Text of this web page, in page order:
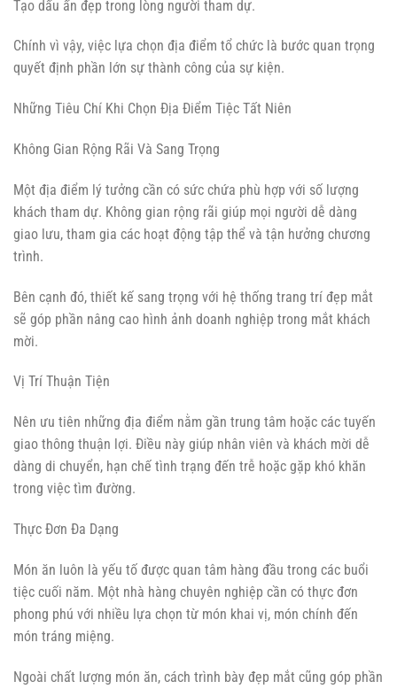
Tạo dấu ấn đẹp trong lòng người tham dự.
Chính vì vậy, việc lựa chọn địa điểm tổ chức là bước quan trọng
quyết định phần lớn sự thành công của sự kiện.
Những Tiêu Chí Khi Chọn Địa Điểm Tiệc Tất Niên
Không Gian Rộng Rãi Và Sang Trọng
Một địa điểm lý tưởng cần có sức chứa phù hợp với số lượng
khách tham dự. Không gian rộng rãi giúp mọi người dễ dàng
giao lưu, tham gia các hoạt động tập thể và tận hưởng chương
trình.
Bên cạnh đó, thiết kế sang trọng với hệ thống trang trí đẹp mắt
sẽ góp phần nâng cao hình ảnh doanh nghiệp trong mắt khách
mời.
Vị Trí Thuận Tiện
Nên ưu tiên những địa điểm nằm gần trung tâm hoặc các tuyến
giao thông thuận lợi. Điều này giúp nhân viên và khách mời dễ
dàng di chuyển, hạn chế tình trạng đến trễ hoặc gặp khó khăn
trong việc tìm đường.
Thực Đơn Đa Dạng
Món ăn luôn là yếu tố được quan tâm hàng đầu trong các buổi
tiệc cuối năm. Một nhà hàng chuyên nghiệp cần có thực đơn
phong phú với nhiều lựa chọn từ món khai vị, món chính đến
món tráng miệng.
Ngoài chất lượng món ăn, cách trình bày đẹp mắt cũng góp phần